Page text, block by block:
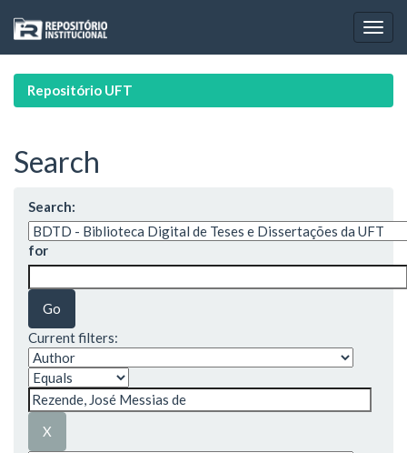
navigation
Repositório UFT
Search
Search:
for
Current filters: